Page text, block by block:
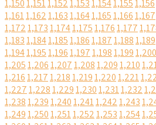
1,1501,1511,1521,1531,1541,1551,156
1,1611,1621,1631,1641,1651,1661,167
1,1721,1731,1741,1751,1761,177
1,1831,1841,1851,1861,1871,1881,189
1,1941,1951,1961,1971,1981,1991,200
1,2051,2061,2071,2081,2091,210
1,2161,2171,2181,2191,2201,221
1,2271,2281,2291,2301,2311,232
1,2381,2391,2401,2411,2421,243
1,2491,2501,2511,2521,2531,254